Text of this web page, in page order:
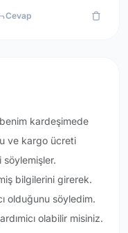
Cevap
kardeşimede
ve kargo ücreti
bilgilerini girerek.
olduğunu söyledim.
olabilir misiniz.